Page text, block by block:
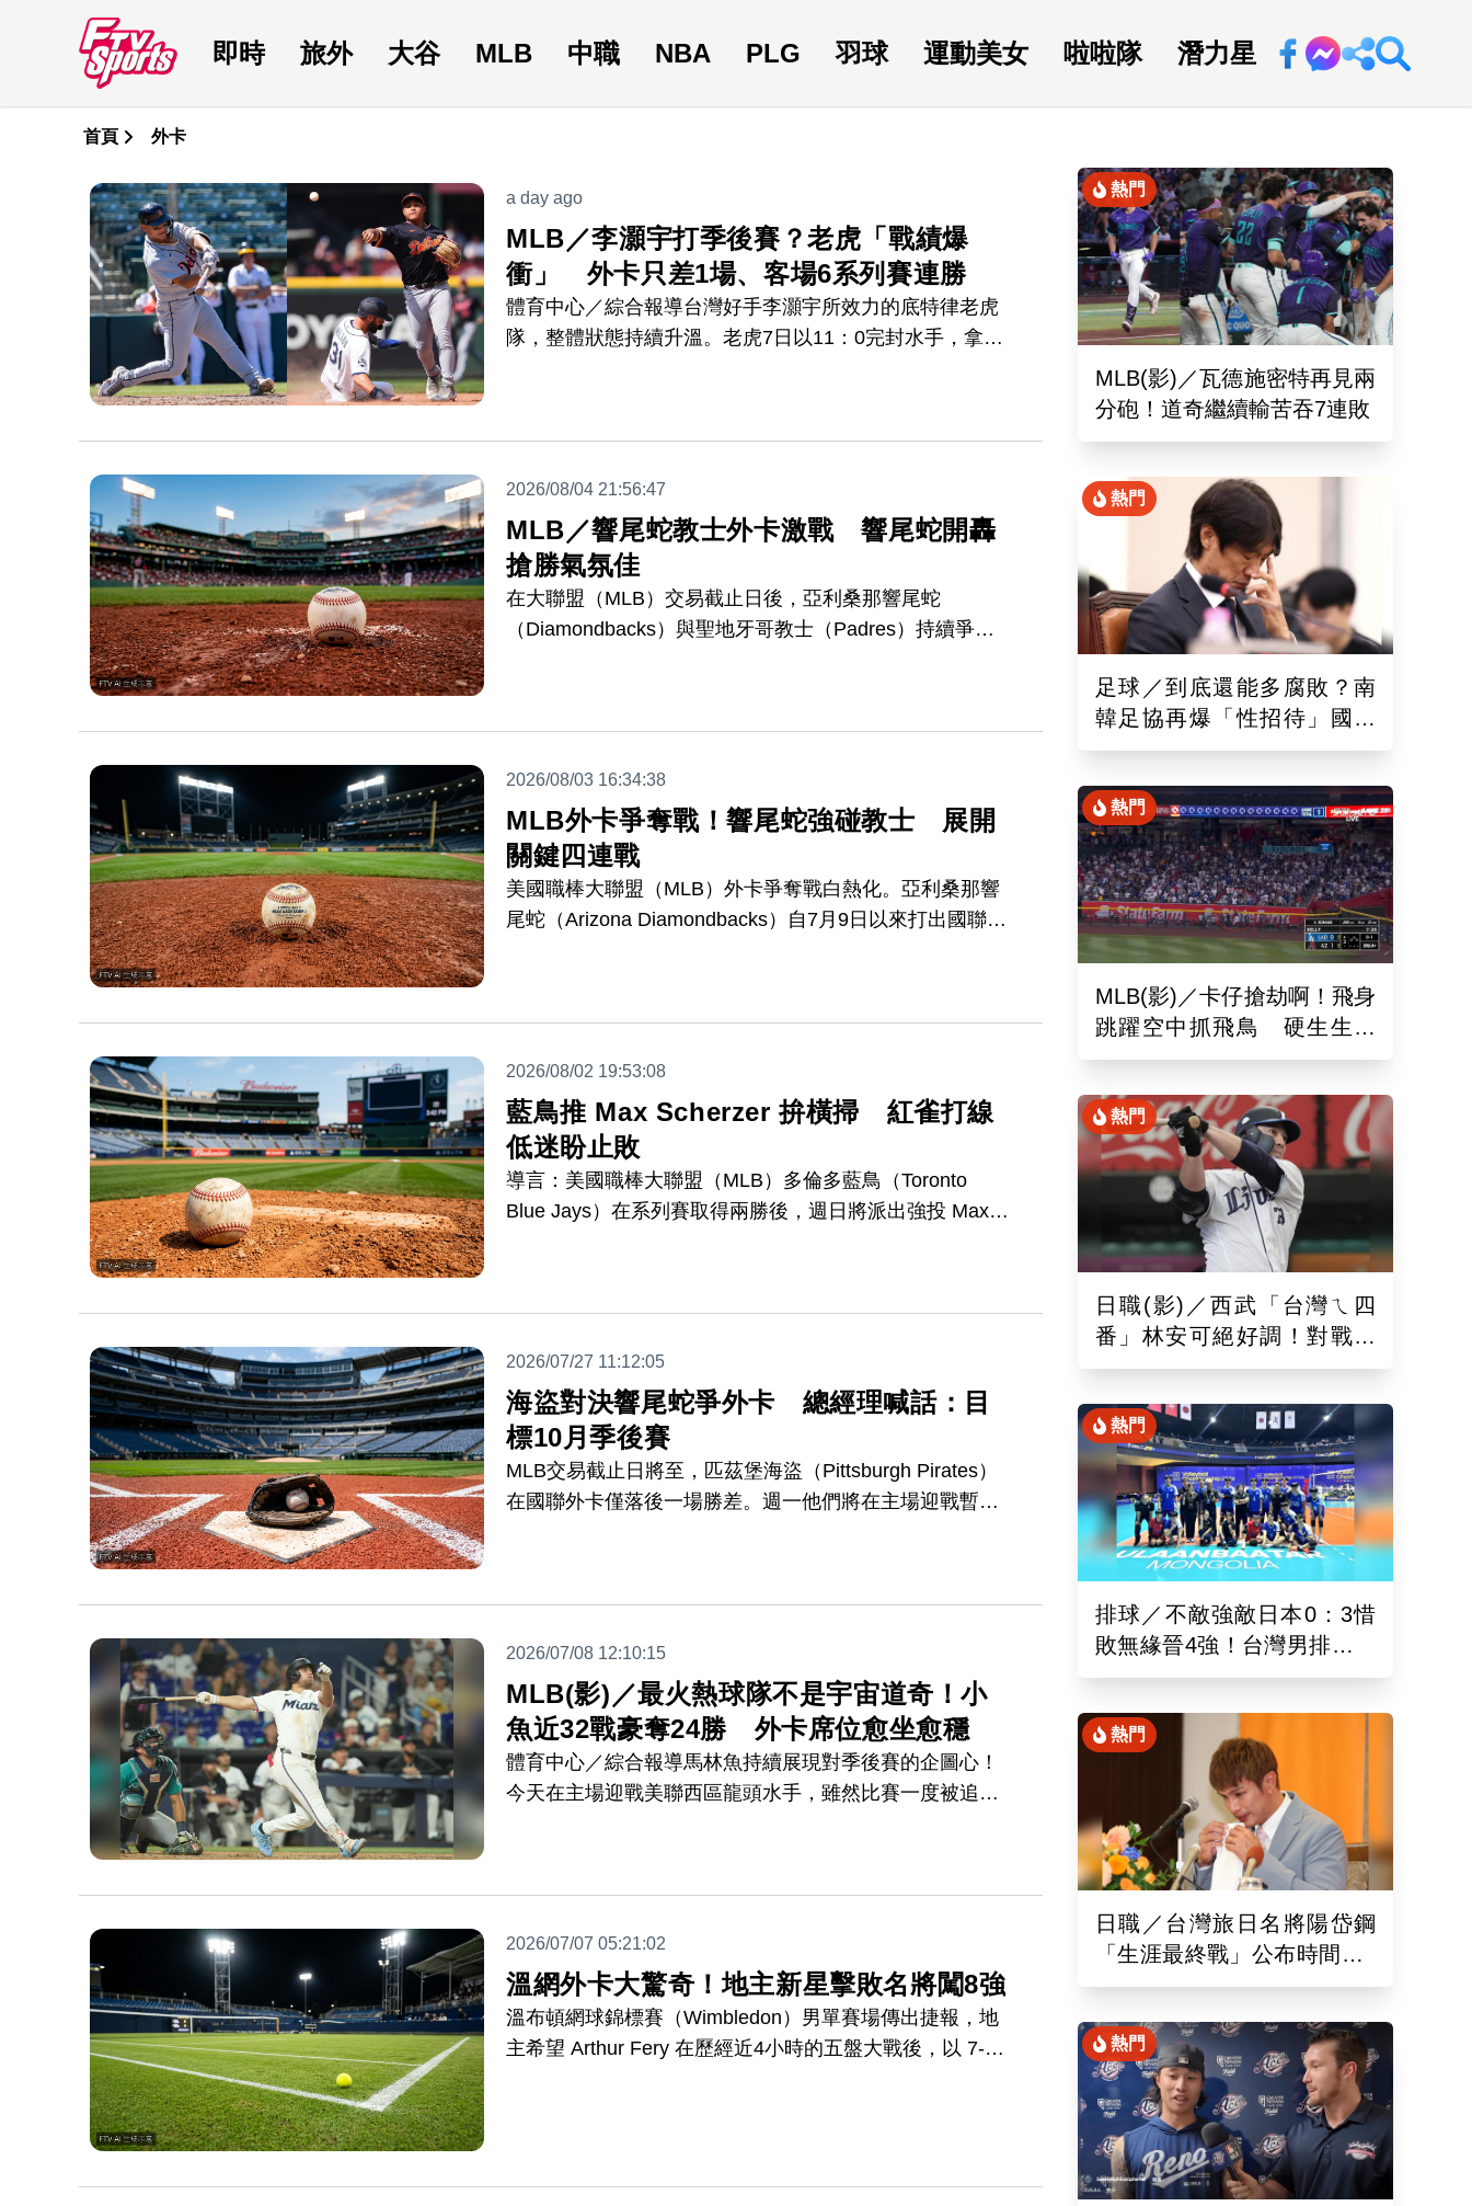
即時 旅外 大谷 MLB 中職 NBA PLG 羽球 運動美女 啦啦隊 潛力星 回新聞網
首頁 外卡
a day ago
MLB／李灝宇打季後賽？老虎「戰績爆
衝」 外卡只差1場、客場6系列賽連勝
體育中心／綜合報導台灣好手李灝宇所效力的底特律老虎
隊，整體狀態持續升溫。老虎7日以11：0完封水手，拿下
2026/08/04 21:56:47
MLB／響尾蛇教士外卡激戰 響尾蛇開轟
搶勝氣氛佳
在大聯盟（MLB）交易截止日後，亞利桑那響尾蛇
（Diamondbacks）與聖地牙哥教士（Padres）持續爭奪
2026/08/03 16:34:38
MLB外卡爭奪戰！響尾蛇強碰教士 展開
關鍵四連戰
美國職棒大聯盟（MLB）外卡爭奪戰白熱化。亞利桑那響
尾蛇（Arizona Diamondbacks）自7月9日以來打出國聯最
2026/08/02 19:53:08
藍鳥推 Max Scherzer 拚橫掃 紅雀打線
低迷盼止敗
導言：美國職棒大聯盟（MLB）多倫多藍鳥（Toronto
Blue Jays）在系列賽取得兩勝後，週日將派出強投 Max
2026/07/27 11:12:05
海盜對決響尾蛇爭外卡 總經理喊話：目
標10月季後賽
MLB交易截止日將至，匹茲堡海盜（Pittsburgh Pirates）
在國聯外卡僅落後一場勝差。週一他們將在主場迎戰暫居
2026/07/08 12:10:15
MLB(影)／最火熱球隊不是宇宙道奇！小
魚近32戰豪奪24勝 外卡席位愈坐愈穩
體育中心／綜合報導馬林魚持續展現對季後賽的企圖心！
今天在主場迎戰美聯西區龍頭水手，雖然比賽一度被追
2026/07/07 05:21:02
溫網外卡大驚奇！地主新星擊敗名將闖8強
溫布頓網球錦標賽（Wimbledon）男單賽場傳出捷報，地
主希望 Arthur Fery 在歷經近4小時的五盤大戰後，以 7-
熱門
MLB(影)／瓦德施密特再見兩
分砲！道奇繼續輸苦吞7連敗
熱門
足球／到底還能多腐敗？南
韓足協再爆「性招待」國際
裁判！外媒痛批：丟臉丟到
熱門
MLB(影)／卡仔搶劫啊！飛身
跳躍空中抓飛鳥 硬生生沒
收艾德曼追平砲
熱門
日職(影)／西武「台灣ㄟ四
番」林安可絕好調！對戰軟
銀敲二壘長打連2場敲安
熱門
排球／不敵強敵日本0：3惜
敗無緣晉4強！台灣男排亞洲
東區排球錦標賽續拚最佳名
熱門
日職／台灣旅日名將陽岱鋼
「生涯最終戰」公布時間！9
月26於新潟主場舉辦引退儀
熱門